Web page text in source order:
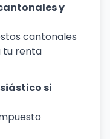
y
cantonales
tu renta
si